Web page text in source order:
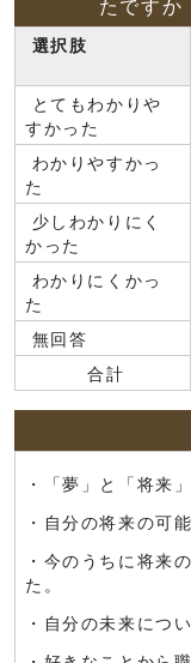
たですか
選択肢
とてもわかりや
すかった
わかりやすかっ
た
少しわかりにく
かった
わかりにくかっ
た
無回答
合計
・「夢」と「将来
・自分の将来の可
・今のうちに将来
た。
・自分の未来につ